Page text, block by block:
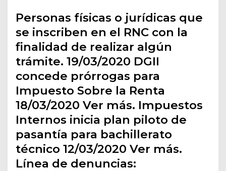
Personas físicas o jurídicas que
se inscriben en el RNC con la
finalidad de realizar algún
trámite. 19/03/2020 DGII
concede prórrogas para
Impuesto Sobre la Renta
18/03/2020 Ver más. Impuestos
Internos inicia plan piloto de
pasantía para bachillerato
técnico 12/03/2020 Ver más.
Línea de denuncias: